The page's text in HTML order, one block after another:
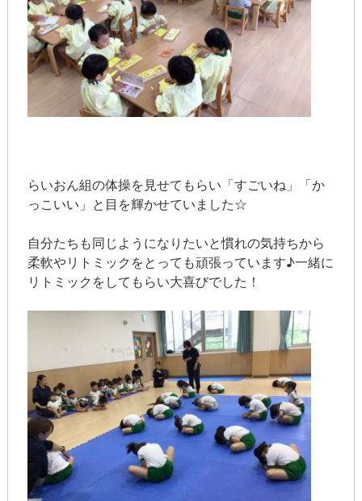
らいおん組の体操を見せてもらい「すごいね」「か
っこいい」と目を輝かせていました☆
自分たちも同じようになりたいと慣れの気持ちから
柔軟やリトミックをとっても頑張っています♪一緒に
リトミックをしてもらい大喜びでした！